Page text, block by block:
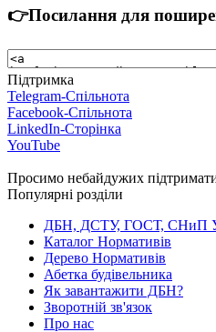
👉Посилання для
Підтримка
Telegram-Спільнота
Facebook-Спільнота
LinkedIn-Сторінка
YouTube
Просимо небайдужих
Популярні розділи
ДБН, ДСТУ, ГОСТ, СНиП
Каталог Нормативів
Дерево Нормативів
Абетка будівельника
Як завантажити ДБН?
Зворотній зв'язок
Про нас